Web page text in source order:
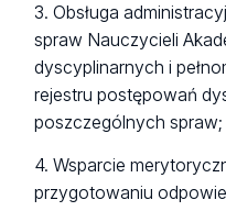
3. Obsługa
spraw Nauczycieli
dyscyplinarnych i
rejestru postępowań
poszczególnych spraw;
4. Wsparcie
przygotowaniu